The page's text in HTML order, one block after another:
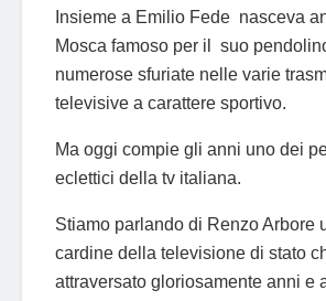
Insieme a Emilio Fede nasceva
Mosca famoso per il suo
numerose sfuriate nelle varie
televisive a carattere sportivo.
Ma oggi compie gli anni uno dei
eclettici della tv italiana.
Stiamo parlando di Renzo Arbore
cardine della televisione di stato
attraversato gloriosamente anni e